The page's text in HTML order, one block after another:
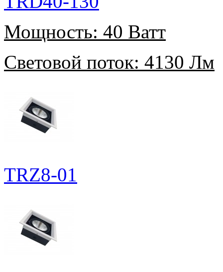
Мощность: 40 Ватт
Световой поток: 4130 Лм
TRZ8-01